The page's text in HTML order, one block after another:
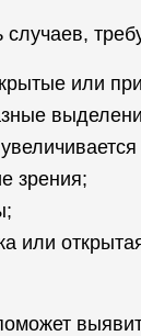
или
зрения;
или